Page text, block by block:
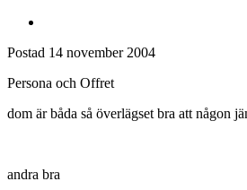
Postad 14 november 2004
Persona och Offret
dom är båda så överlägset bra att någon
andra bra